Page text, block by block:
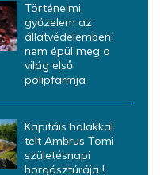
Történelmi
győzelem az
állatvédelemben:
nem épül meg a
világ első
polipfarmja
Kapitáis halakkal
telt Ambrus Tomi
születésnapi
horgásztúrája !